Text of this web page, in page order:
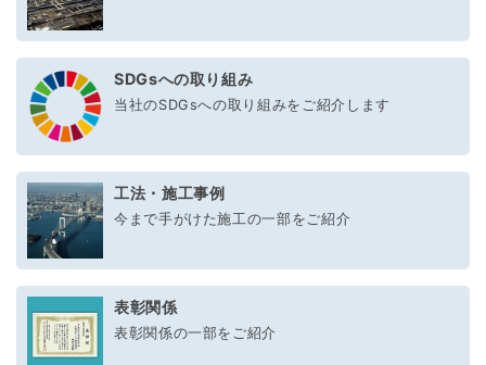
SDGsへの取り組み
当社のSDGsへの取り組みをご紹介します
工法・施工事例
今まで手がけた施工の一部をご紹介
表彰関係
表彰関係の一部をご紹介